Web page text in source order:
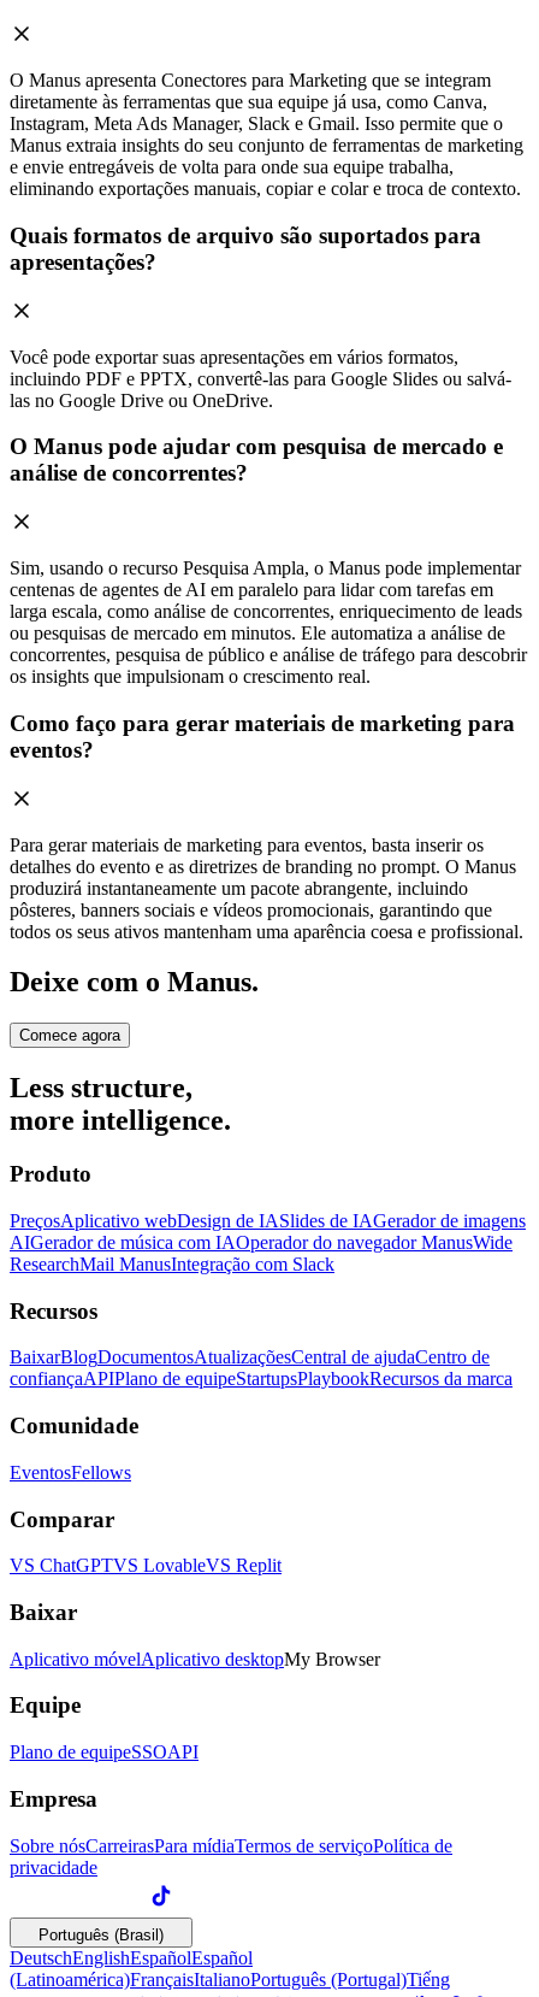
O Manus apresenta Conectores para Marketing que se integram
diretamente às ferramentas que sua equipe já usa, como Canva,
Instagram, Meta Ads Manager, Slack e Gmail. Isso permite que o
Manus extraia insights do seu conjunto de ferramentas de marketing
e envie entregáveis de volta para onde sua equipe trabalha,
eliminando exportações manuais, copiar e colar e troca de contexto.
Quais formatos de arquivo são suportados para
apresentações?
Você pode exportar suas apresentações em vários formatos,
incluindo PDF e PPTX, convertê-las para Google Slides ou salvá-
las no Google Drive ou OneDrive.
O Manus pode ajudar com pesquisa de mercado e
análise de concorrentes?
Sim, usando o recurso Pesquisa Ampla, o Manus pode implementar
centenas de agentes de AI em paralelo para lidar com tarefas em
larga escala, como análise de concorrentes, enriquecimento de leads
ou pesquisas de mercado em minutos. Ele automatiza a análise de
concorrentes, pesquisa de público e análise de tráfego para descobrir
os insights que impulsionam o crescimento real.
Como faço para gerar materiais de marketing para
eventos?
Para gerar materiais de marketing para eventos, basta inserir os
detalhes do evento e as diretrizes de branding no prompt. O Manus
produzirá instantaneamente um pacote abrangente, incluindo
pôsteres, banners sociais e vídeos promocionais, garantindo que
todos os seus ativos mantenham uma aparência coesa e profissional.
Deixe com o Manus.
Comece agora
Less structure,
more intelligence.
Produto
PreçosAplicativo webDesign de IASlides de IAGerador de imagens
AIGerador de música com IAOperador do navegador ManusWide
ResearchMail ManusIntegração com Slack
Recursos
BaixarBlogDocumentosAtualizaçõesCentral de ajudaCentro de
confiançaAPIPlano de equipeStartupsPlaybookRecursos da marca
Comunidade
EventosFellows
Comparar
VS ChatGPTVS LovableVS Replit
Baixar
Aplicativo móvelAplicativo desktopMy Browser
Equipe
Plano de equipeSSOAPI
Empresa
Sobre nósCarreirasPara mídiaTermos de serviçoPolítica de
privacidade
Português (Brasil)
DeutschEnglishEspañolEspañol
(Latinoamérica)FrançaisItalianoPortuguês (Portugal)Tiếng